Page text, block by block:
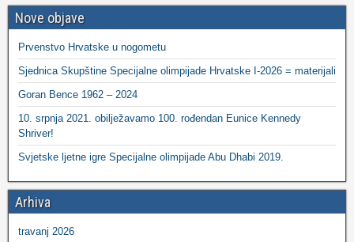
Nove objave
Prvenstvo Hrvatske u nogometu
Sjednica Skupštine Specijalne olimpijade Hrvatske I-2026 = materijali
Goran Bence 1962 – 2024
10. srpnja 2021. obilježavamo 100. rođendan Eunice Kennedy
Shriver!
Svjetske ljetne igre Specijalne olimpijade Abu Dhabi 2019.
Arhiva
travanj 2026